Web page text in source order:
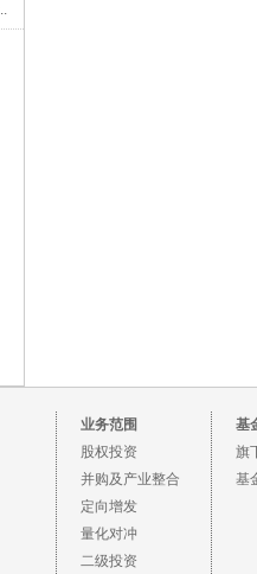
..
业务范围
股权投资
并购及产业整合
定向增发
量化对冲
二级投资
基
旗
基